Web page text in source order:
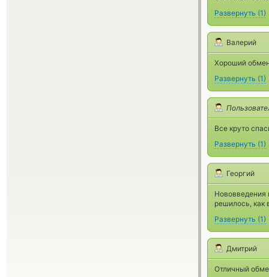
Развернуть (1)
Валерий
Хороший
Развернуть (1)
Все круто
Развернуть (1)
Георгий
Нововведения
решилось, как
Развернуть (1)
Дмитрий
Отличный